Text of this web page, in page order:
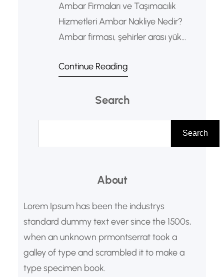
Ambar Firmaları ve Taşımacılık
Hizmetleri Ambar Nakliye Nedir?
Ambar firması, şehirler arası yük
ve ticari yüklerin ekonomik şekilde
kuruluşlarıdır. Özellikle bir kamyon
yüklerin farklı müşterilerden gelen
diğer yüklerle birleştirilerek taşınması
Bu yöntem sayesinde işletmeler ve
maliyetlerle…
Continue Reading
Search
Search
About
Lorem Ipsum has been the industrys
standard dummy text ever since the 1500s,
when an unknown prmontserrat took a
galley of type and scrambled it to make a
type specimen book.